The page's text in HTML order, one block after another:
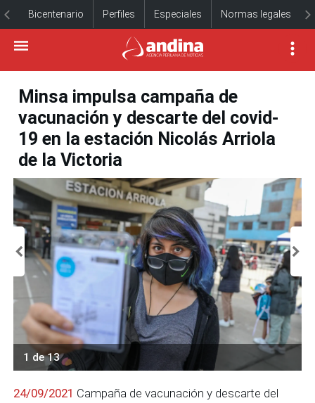
Bicentenario Perfiles Especiales Normas legales
Minsa impulsa campaña de
vacunación y descarte del covid-
19 en la estación Nicolás Arriola
de la Victoria
1 de 13
24/09/2021 Campaña de vacunación y descarte del